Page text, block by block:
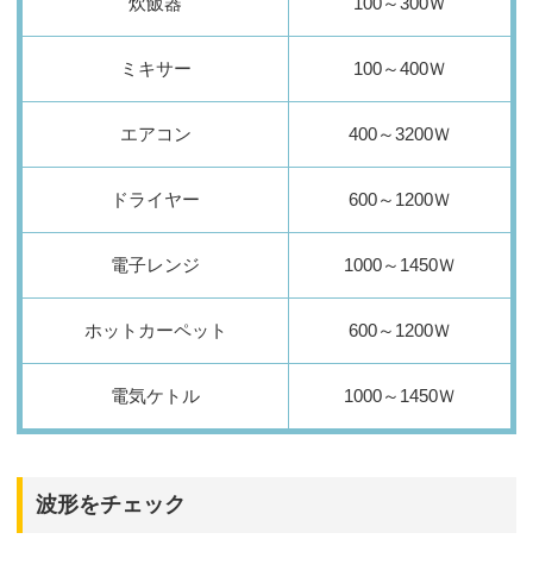
ミキサー 100～400Ｗ
エアコン 400～3200Ｗ
ドライヤー 600～1200Ｗ
電子レンジ 1000～1450Ｗ
ホットカーペット 600～1200Ｗ
電気ケトル 1000～1450Ｗ
波形をチェック